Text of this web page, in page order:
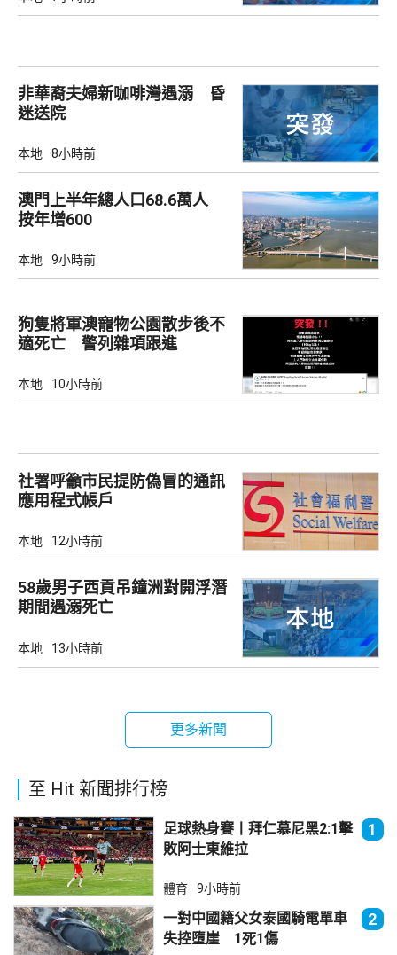
非華裔夫婦新咖啡灣遇溺 昏
迷送院
本地 8小時前
澳門上半年總人口68.6萬人
按年增600
本地 9小時前
狗隻將軍澳寵物公園散步後不
適死亡 警列雜項跟進
本地 10小時前
社署呼籲市民提防偽冒的通訊
應用程式帳戶
本地 12小時前
58歲男子西貢吊鐘洲對開浮潛
期間遇溺死亡
本地 13小時前
更多新聞
至 Hit 新聞排行榜
足球熱身賽丨拜仁慕尼黑2:1擊
敗阿士東維拉
1
體育 9小時前
一對中國籍父女泰國騎電單車
失控墮崖 1死1傷
2